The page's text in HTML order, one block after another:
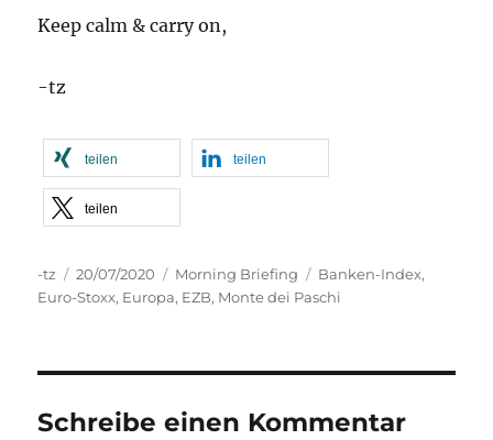
Keep calm & carry on,
-tz
teilen teilen
teilen
Autor
-tz
Veröffentlicht
am
20/07/2020 Kategorien
Morning Briefing Schlagwörter
Banken-Index,
Euro-Stoxx, Europa, EZB, Monte dei Paschi
Schreibe einen Kommentar